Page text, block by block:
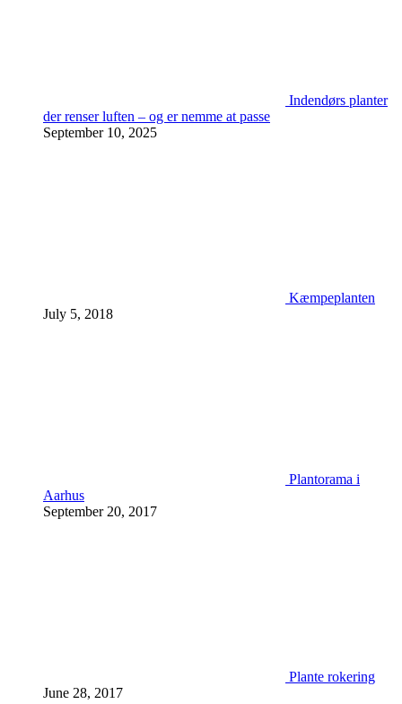
Indendørs planter
der renser luften – og er nemme at passe
September 10, 2025
Kæmpeplanten
July 5, 2018
Plantorama i
Aarhus
September 20, 2017
Plante rokering
June 28, 2017